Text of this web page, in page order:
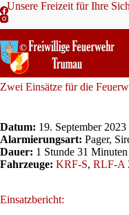
Zum
Inhalt
springen
Unsere Freizeit für Ihre
Zwei Einsätze für die
Datum: 19. September
Alarmierungsart: Pager,
Dauer: 1 Stunde 31 Minuten
Fahrzeuge: KRF-S, RLF-A
Einsatzbericht: